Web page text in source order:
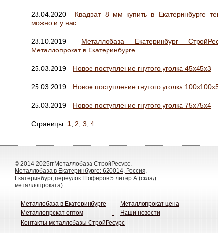
28.04.2020
Квадрат 8 мм купить в Екатеринбурге
можно и у нас.
28.10.2019
Металлобаза Екатеринбург
Металлопрокат в Екатеринбурге
25.03.2019 Новое поступление гнутого уголка 45х45х3
25.03.2019 Новое поступление гнутого уголка
25.03.2019 Новое поступление гнутого уголка 75х75х4
Страницы: 1 2 3 4
© 2014-2025гг.Металлобаза СтройРесурс.
Металлобаза в Екатеринбурге: 620014, Россия,
Екатеринбург, переулок Шоферов 5 литер А (склад
металлопроката)
Металлобаза в Екатеринбурге
Металлопрокат оптом
Металлопрокат цена
Наши новости
Контакты металлобазы СтройРесурс